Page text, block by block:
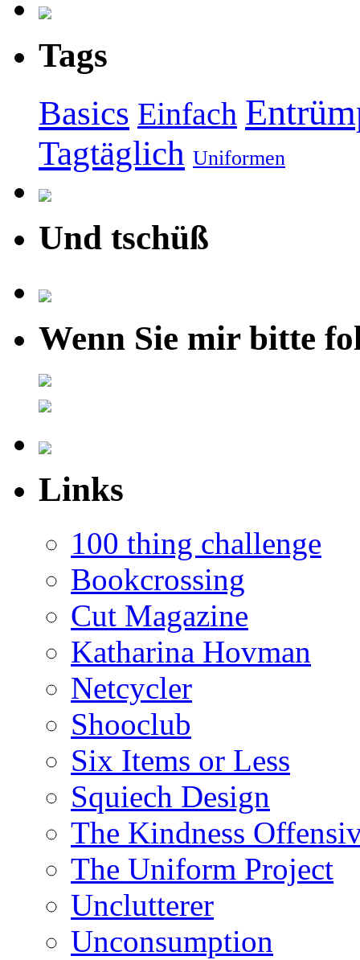
Tags
Basics Einfach
Tagtäglich Uniformen
Und tschüß
Wenn Sie mir bitte
Links
100 thing challenge
Bookcrossing
Cut Magazine
Katharina Hovman
Netcycler
Shooclub
Six Items or Less
Squiech Design
The Kindness
The Uniform Project
Unclutterer
Unconsumption